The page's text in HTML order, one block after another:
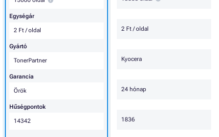
2 Ft / oldal
Kyocera
24 hónap
1836
Egységár
2 Ft / oldal
Gyártó
TonerPartner
Garancia
Örök
Hűségpontok
14342